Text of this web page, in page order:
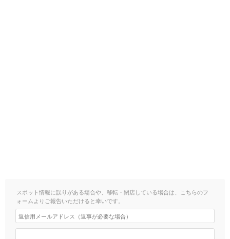
スポット情報に誤りがある場合や、移転・閉店している場合は、こちらのフ
ォームよりご報告いただけると幸いです。